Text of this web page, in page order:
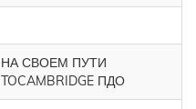
НА СВОЕМ ПУТИ
TOCAMBRIDGE ПДО